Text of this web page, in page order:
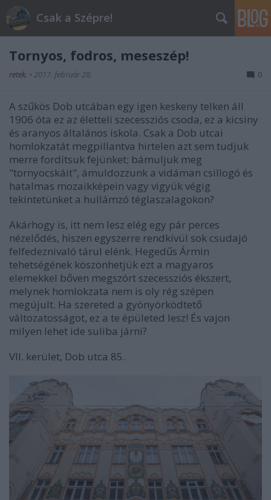
Csak a Szépre!
Tornyos, fodros, meseszép!
retek. • 2017. február 28. 0
A szűkös Dob utcában egy igen keskeny telken áll
1906 óta ez az életteli szecessziós csoda, ez a kicsiny
és aranyos általános iskola. Csak a Dob utcai
homlokzatát megpillantva hirtelen azt sem tudjuk
merre fordítsuk fejünket; bámuljuk meg
"tornyocskáit", ámuldozzunk a vidáman csillogó és
hatalmas mozaikképein vagy vigyük végig
tekintetünket a hullámzó téglaszalagokon?
Akárhogy is, itt nem lesz elég egy pár perces
nézelődés, hiszen egyszerre rendkívül sok csudajó
felfedeznivaló tárul elénk. Hegedűs Ármin
tehetségének köszönhetjük ezt a magyaros
elemekkel bőven megszórt szecessziós ékszert,
melynek homlokzata nem is oly rég szépen
megújult. Ha szereted a gyönyörködtető
változatosságot, ez a te épületed lesz! És vajon
milyen lehet ide suliba járni?
VII. kerület, Dob utca 85.